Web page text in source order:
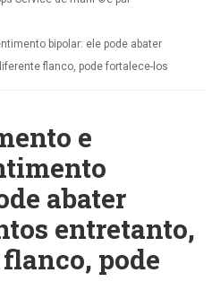
bipolar: ele pode abater
flanco, pode fortalece-los
e
abater
entretanto,
pode